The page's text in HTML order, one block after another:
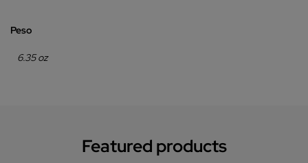
Peso
6.35 oz
Featured products